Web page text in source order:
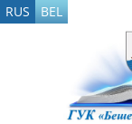
RUS BEL